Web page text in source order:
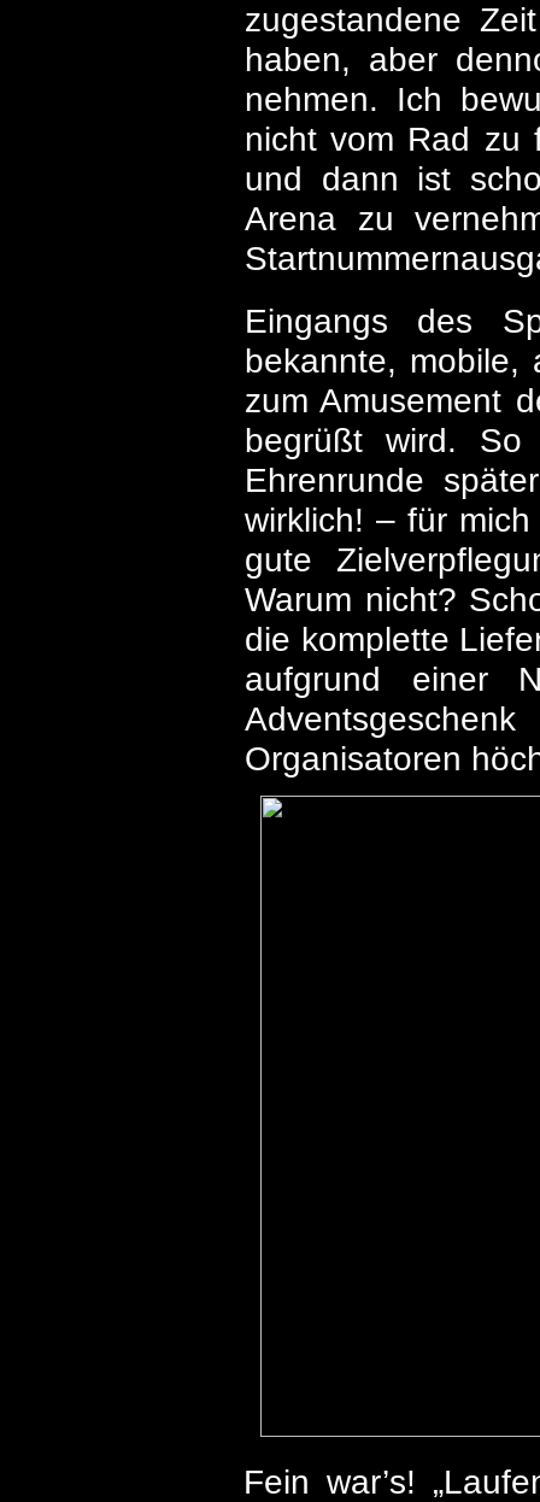
zugestandene
haben, aber
nehmen. Ich
nicht vom Rad zu
und dann ist
Arena zu
Eingangs des
bekannte, mobile,
zum Amusement
begrüßt wird.
Ehrenrunde
wirklich! – für
gute
Warum nicht?
die komplette
aufgrund einer
Organisatoren
Fein war’s!